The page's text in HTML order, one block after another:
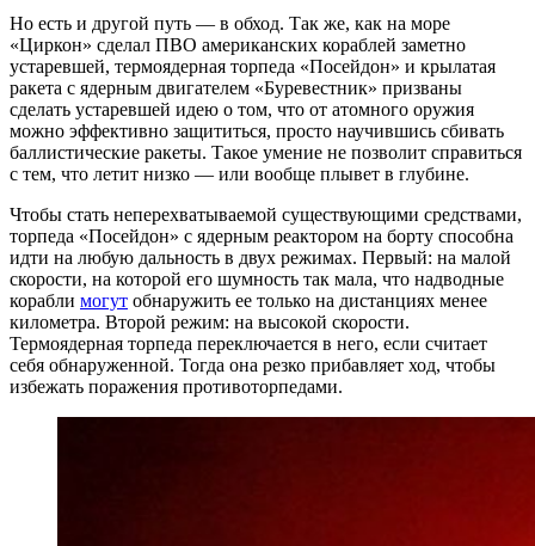
Но есть и другой путь — в обход. Так же, как на море
«Циркон» сделал ПВО американских кораблей заметно
устаревшей, термоядерная торпеда «Посейдон» и крылатая
ракета с ядерным двигателем «Буревестник» призваны
сделать устаревшей идею о том, что от атомного оружия
можно эффективно защититься, просто научившись сбивать
баллистические ракеты. Такое умение не позволит справиться
с тем, что летит низко — или вообще плывет в глубине.
Чтобы стать неперехватываемой существующими средствами,
торпеда «Посейдон» с ядерным реактором на борту способна
идти на любую дальность в двух режимах. Первый: на малой
скорости, на которой его шумность так мала, что надводные
корабли могут обнаружить ее только на дистанциях менее
километра. Второй режим: на высокой скорости.
Термоядерная торпеда переключается в него, если считает
себя обнаруженной. Тогда она резко прибавляет ход, чтобы
избежать поражения противоторпедами.